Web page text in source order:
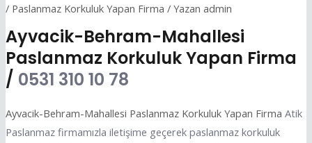
/ Paslanmaz Korkuluk Yapan Firma / Yazan admin
Ayvacik-Behram-Mahallesi
Paslanmaz Korkuluk Yapan Firma
/ 0531 310 10 78
Ayvacik-Behram-Mahallesi Paslanmaz Korkuluk Yapan Firma Atik
Paslanmaz firmamızla iletişime geçerek paslanmaz korkuluk